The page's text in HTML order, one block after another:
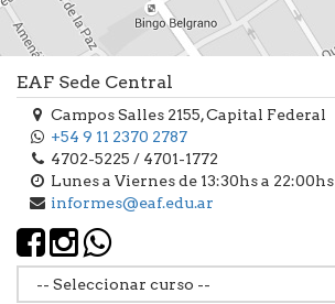
EAF Sede Central
Campos Salles 2155, Capital Federal
+54 9 11 2370 2787
4702-5225 / 4701-1772
Lunes a Viernes de 13:30hs a 22:00hs
informes@eaf.edu.ar